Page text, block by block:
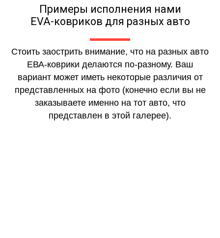
Примеры исполнения нами
EVA-ковриков для разных авто
Стоить заострить внимание, что на разных авто
ЕВА-коврики делаются по-разному. Ваш
вариант может иметь некоторые различия от
представленных на фото (конечно если вы не
заказываете именно на тот авто, что
представлен в этой галерее).